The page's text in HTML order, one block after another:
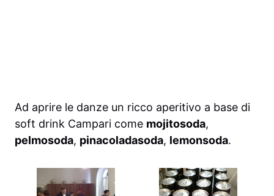
Ad aprire le danze un ricco aperitivo a base di
soft drink Campari come mojitosoda,
pelmosoda, pinacoladasoda, lemonsoda.